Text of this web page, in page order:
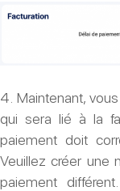
4. Maintenant,
qui sera lié à la
paiement doit
Veuillez créer une
paiement